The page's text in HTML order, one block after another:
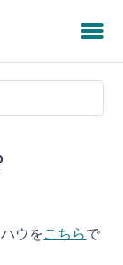
ウをこちらで